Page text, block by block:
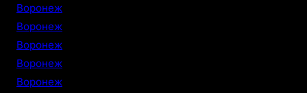
Воронеж
Воронеж
Воронеж
Воронеж
Воронеж